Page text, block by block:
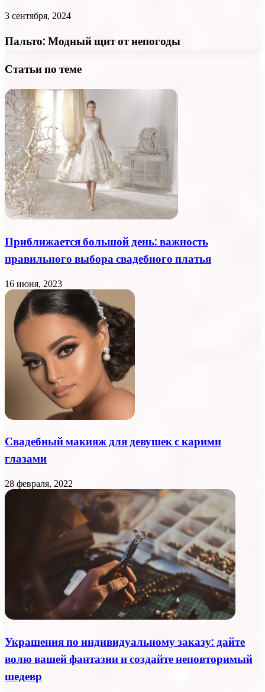
3 сентября, 2024
Пальто: Модный щит от непогоды
Статьи по теме
Приближается большой день: важность
правильного выбора свадебного платья
16 июня, 2023
Свадебный макияж для девушек с карими
глазами
28 февраля, 2022
Украшения по индивидуальному заказу: дайте
волю вашей фантазии и создайте неповторимый
шедевр